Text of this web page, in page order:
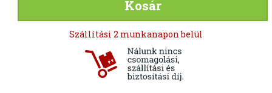
Kosár
Szállítási 2 munkanapon belül